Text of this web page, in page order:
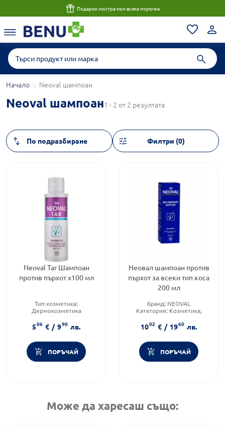
Подарък мостра към всяка поръчка
Начало Neoval шампоан
Neoval шампоан1 - 2 от 2 резултата
Филтри (0)
Neoval Tar Шампоан
против пърхот х100 мл
Тип козметика:
Дермокозметика
Форма на продукта:шампоан
506 € / 990 лв.
ПОРЪЧАЙ
Неовал шампоан против
пърхот за всеки тип коса
200 мл
Бранд: NEOVAL
Категория: Козметика,
Форма на продукта: шампоан
1002 € / 1960 лв.
ПОРЪЧАЙ
Може да харесаш също: